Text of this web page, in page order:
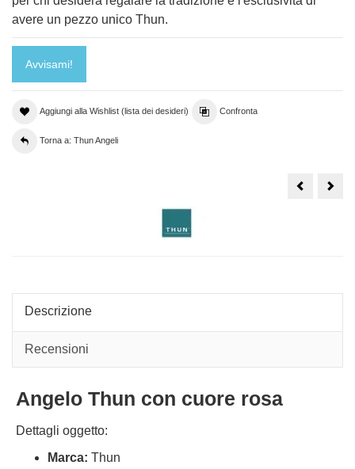
avere un pezzo unico Thun.
Avvisami!
Aggiungi alla Wishlist (lista dei desideri) Confronta
Torna a: Thun Angeli
Angelo
Descrizione
Recensioni
Angelo Thun con cuore rosa
Dettagli oggetto:
Marca: Thun